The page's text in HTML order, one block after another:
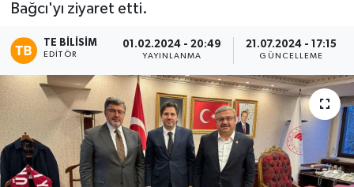
Bağcı'yı ziyaret etti.
TE BILISIM
EDITÖR
01.02.2024 - 20:49
YAYINLANMA
21.07.2024 - 17:15
GÜNCELLEME
Etkinlikler